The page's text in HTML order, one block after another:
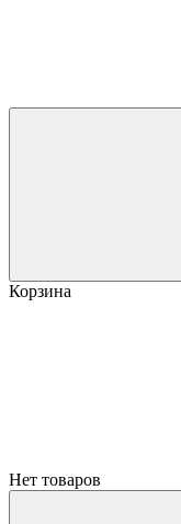
Корзина
Нет товаров